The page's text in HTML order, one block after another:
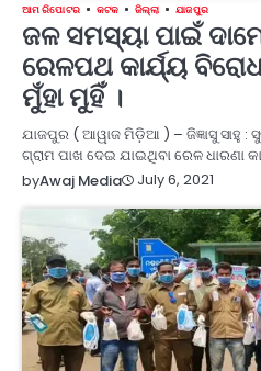
ଆମ ରିପୋଟର କଟକ ଜିଲ୍ଲା ଯାଜପୁର
ଜଳ ସମସ୍ୟା ପାଇଁ
ରେଳପଥ କାର୍ଯ୍ୟ
ମୁଁହା ମୁହିଁ ।
ଯାଜପୁର ( ଆୱାଜ ମିଡ଼ିଆ ) – ଜିଜ୍ଞାସୁ ସାହୁ :
ଗ୍ରାମ ପାଖ ଦେଇ ଯାଇଥିବା ରେଳ ଧାରଣା
byAwaj Media July 6, 2021